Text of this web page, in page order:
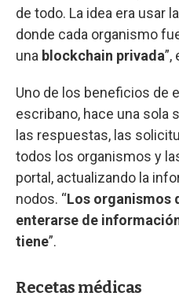
de todo. La idea era usar
donde cada organismo
una blockchain privada”,
Uno de los beneficios de
escribano, hace una sola
las respuestas, las
todos los organismos y
portal, actualizando la
nodos. “Los organismos
enterarse de
tiene”.
Recetas médicas